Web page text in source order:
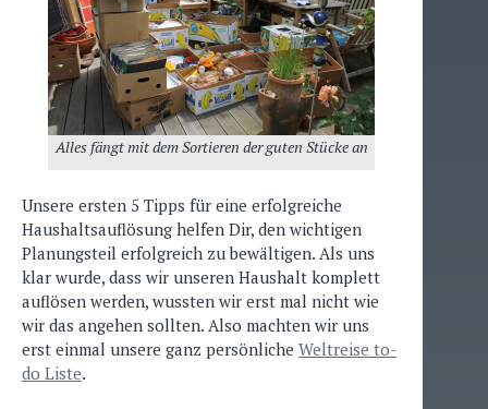
Alles fängt mit dem Sortieren der guten Stücke an
Unsere ersten 5 Tipps für eine erfolgreiche
Haushaltsauflösung helfen Dir, den wichtigen
Planungsteil erfolgreich zu bewältigen. Als uns
klar wurde, dass wir unseren Haushalt komplett
auflösen werden, wussten wir erst mal nicht wie
wir das angehen sollten. Also machten wir uns
erst einmal unsere ganz persönliche Weltreise to-
do Liste.